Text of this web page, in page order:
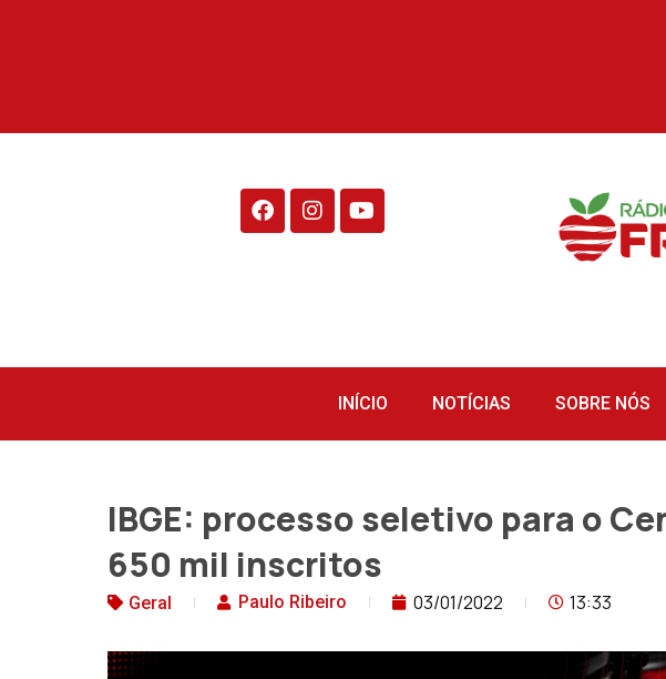
INÍCIO NOTÍCIAS SOBRE NÓS
IBGE: processo seletivo para o
650 mil inscritos
Geral Paulo Ribeiro 03/01/2022 13:33